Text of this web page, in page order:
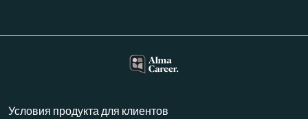
Условия продукта для клиентов